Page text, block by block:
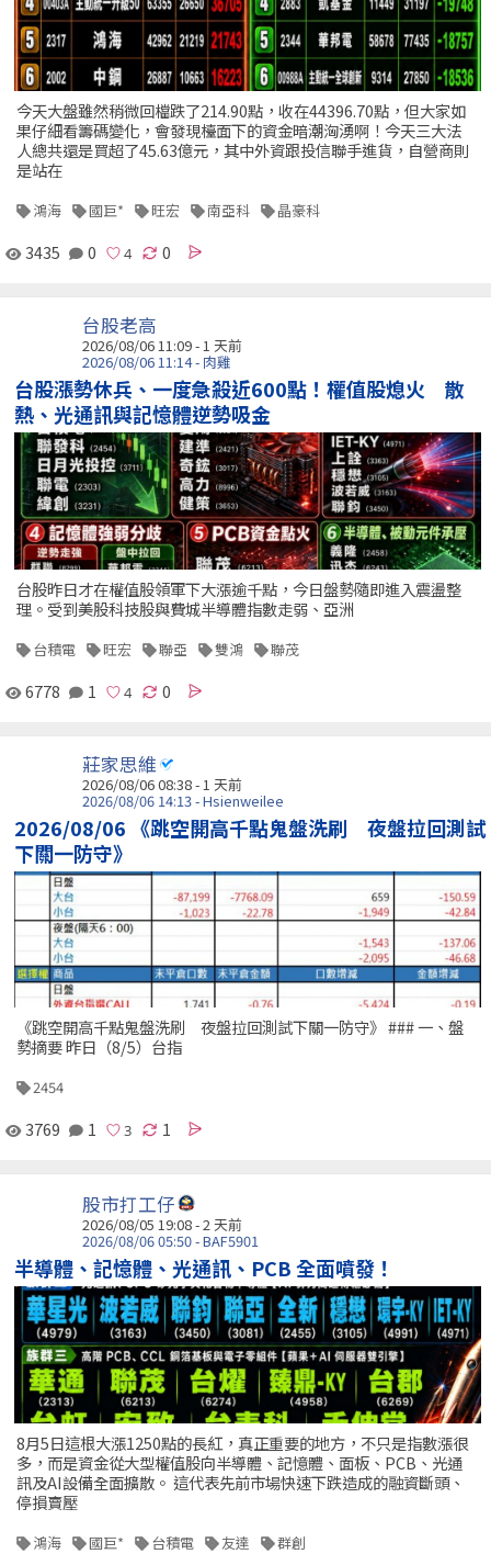
今天大盤雖然稍微回檔跌了214.90點，收在44396.70點，但大家如
果仔細看籌碼變化，會發現檯面下的資金暗潮洶湧啊！今天三大法
人總共還是買超了45.63億元，其中外資跟投信聯手進貨，自營商則
是站在
鴻海 國巨* 旺宏 南亞科 晶豪科
3435 0 0
台股老高
2026/08/06 11:09 - 1 天前
2026/08/06 11:14 - 肉雞
台股漲勢休兵、一度急殺近600點！權值股熄火 散
熱、光通訊與記憶體逆勢吸金
台股昨日才在權值股領軍下大漲逾千點，今日盤勢隨即進入震盪整
理。受到美股科技股與費城半導體指數走弱、亞洲
台積電 旺宏 聯亞 雙鴻 聯茂
6778 1 0
莊家思維
2026/08/06 08:38 - 1 天前
2026/08/06 14:13 - Hsienweilee
2026/08/06 《跳空開高千點鬼盤洗刷 夜盤拉回測試
下關一防守》
《跳空開高千點鬼盤洗刷 夜盤拉回測試下關一防守》 ### 一、盤
勢摘要 昨日（8/5）台指
2454
3769 1 1
股市打工仔
2026/08/05 19:08 - 2 天前
2026/08/06 05:50 - BAF5901
半導體、記憶體、光通訊、PCB 全面噴發！
8月5日這根大漲1250點的長紅，真正重要的地方，不只是指數漲很
多，而是資金從大型權值股向半導體、記憶體、面板、PCB、光通
訊及AI設備全面擴散。 這代表先前市場快速下跌造成的融資斷頭、
停損賣壓
鴻海 國巨* 台積電 友達 群創